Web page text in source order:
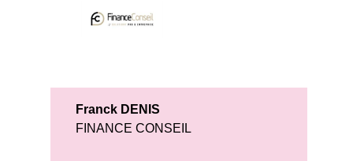
Franck DENIS
FINANCE CONSEIL